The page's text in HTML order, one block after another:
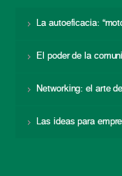
La autoeficacia:
El poder de la
Networking: el arte
Las ideas para